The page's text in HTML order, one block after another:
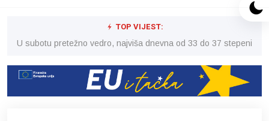
TOP VIJEST:
U subotu pretežno vedro, najviša dnevna od 33 do 37 stepeni